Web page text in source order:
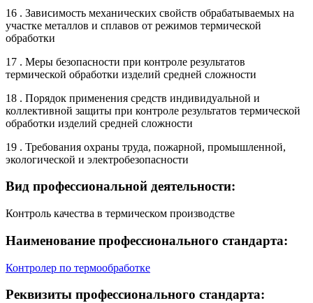
16 . Зависимость механических свойств обрабатываемых на
участке металлов и сплавов от режимов термической
обработки
17 . Меры безопасности при контроле результатов
термической обработки изделий средней сложности
18 . Порядок применения средств индивидуальной и
коллективной защиты при контроле результатов термической
обработки изделий средней сложности
19 . Требования охраны труда, пожарной, промышленной,
экологической и электробезопасности
Вид профессиональной деятельности:
Контроль качества в термическом производстве
Наименование профессионального стандарта:
Контролер по термообработке
Реквизиты профессионального стандарта: